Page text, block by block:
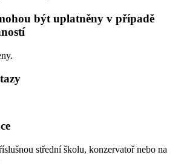
být uplatněny v případě
střední školu, konzervatoř nebo na